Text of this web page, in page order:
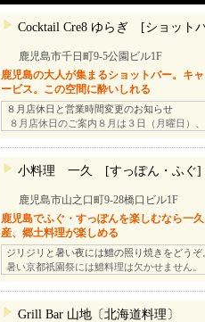
Cocktail Cre8 ゆらぎ [ショット
鹿児島市千日町9-5公園ビル1F
鹿児島の大人が集まるショットバー。キ
ービス。この空間に酔いしれる
８月店休日と営業時間変更のお知らせ
８月店休日のご案内８月は３日（月曜日）
小料理 一久 [すっぽん・ふぐ]
鹿児島市山之口町9-28橋口ビル1F
鹿児島でふぐ・すっぽんを楽しむなら一
産、郷土料理が楽しめる
ジリジリと暑い夜には鱧の照り焼きをどうぞ
暑い京都祇園祭には鱧料理は欠かせません
Grill Bar 山地〔北海道料理〕